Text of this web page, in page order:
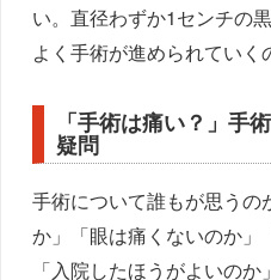
い。直径わずか1センチの
よく手術が進められていく
「手術は痛い？」手
疑問
手術について誰もが思う
か」「眼は痛くないのか」
「入院したほうがよいのか